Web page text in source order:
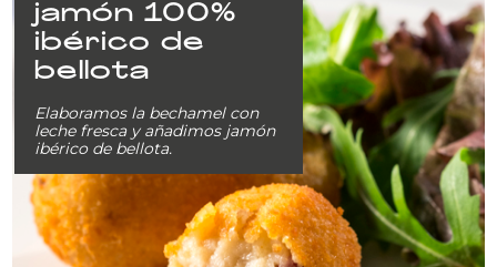
jamón 100%
ibérico de
bellota
Elaboramos la bechamel con
leche fresca y añadimos jamón
ibérico de bellota.